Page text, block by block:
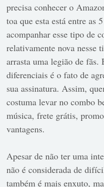
precisa conhecer o
toa que esta está entre as
acompanhar esse tipo de
relativamente nova nesse
arrasta uma legião de
diferenciais é o fato de
sua assinatura. Assim,
costuma levar no combo
música, frete grátis,
vantagens.
Apesar de não ter uma
não é considerada de
também é mais enxuto,